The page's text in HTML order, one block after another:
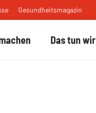
Das tun wir
Gesundheitsmagazin